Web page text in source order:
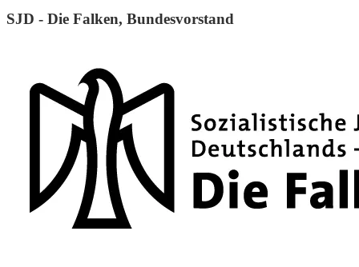
SJD - Die Falken, Bundesvorstand